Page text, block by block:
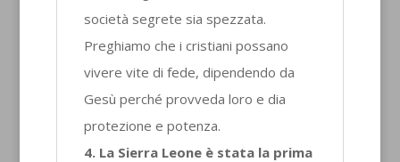
società segrete sia spezzata.
Preghiamo che i cristiani possano
vivere vite di fede, dipendendo da
Gesù perché provveda loro e dia
protezione e potenza.
4. La Sierra Leone è stata la prima